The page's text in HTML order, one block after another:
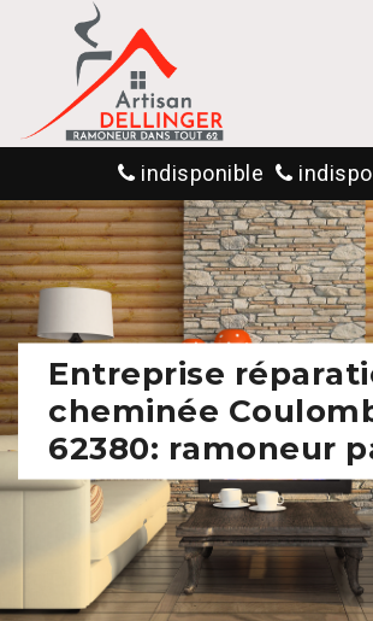
indisponible
Entreprise
cheminée
62380: ramoneur